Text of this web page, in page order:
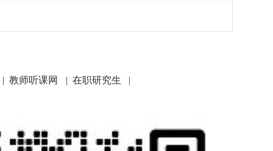
| 教师听课网 | 在职研究生 |